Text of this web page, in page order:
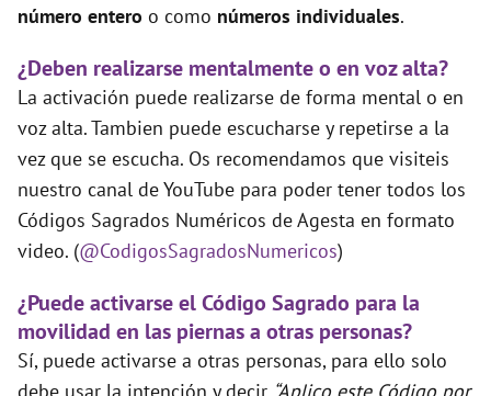
número entero o como números individuales.
¿Deben realizarse mentalmente o en voz alta?
La activación puede realizarse de forma mental o en
voz alta. Tambien puede escucharse y repetirse a la
vez que se escucha. Os recomendamos que visiteis
nuestro canal de YouTube para poder tener todos los
Códigos Sagrados Numéricos de Agesta en formato
video. (@CodigosSagradosNumericos)
¿Puede activarse el Código Sagrado para la
movilidad en las piernas a otras personas?
Sí, puede activarse a otras personas, para ello solo